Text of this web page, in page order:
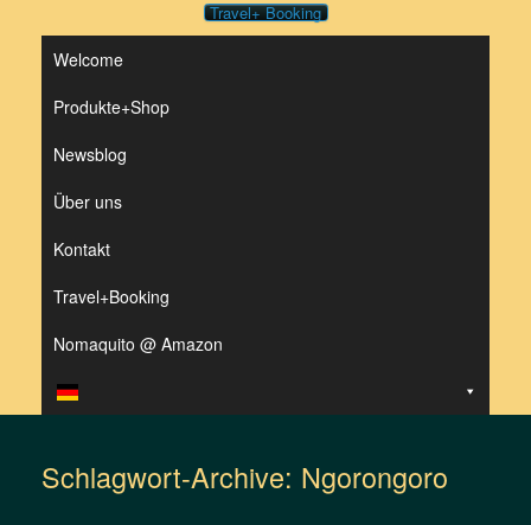
Travel+ Booking
Welcome
Produkte+Shop
Newsblog
Über uns
Kontakt
Travel+Booking
Nomaquito @ Amazon
Schlagwort-Archive: Ngorongoro